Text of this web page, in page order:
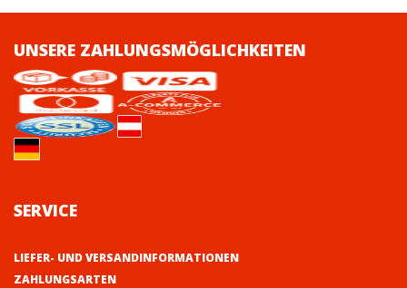
UNSERE ZAHLUNGSMÖGLICHKEITEN
SERVICE
LIEFER- UND VERSANDINFORMATIONEN
ZAHLUNGSARTEN